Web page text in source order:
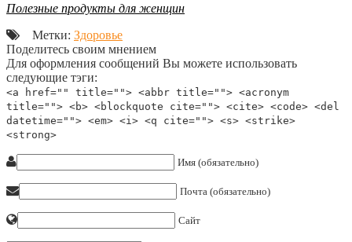
Полезные продукты для женщин
Метки: Здоровье
Поделитесь своим мнением
Для оформления сообщений Вы можете использовать
следующие тэги:
<a href="" title=""> <abbr title=""> <acronym
title=""> <b> <blockquote cite=""> <cite> <code> <del
datetime=""> <em> <i> <q cite=""> <s> <strike>
<strong>
Имя (обязательно)
Почта (обязательно)
Сайт